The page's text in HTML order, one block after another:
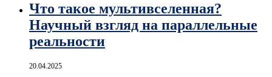
Что такое мультивселенная?
Научный взгляд на параллельные
реальности
20.04.2025